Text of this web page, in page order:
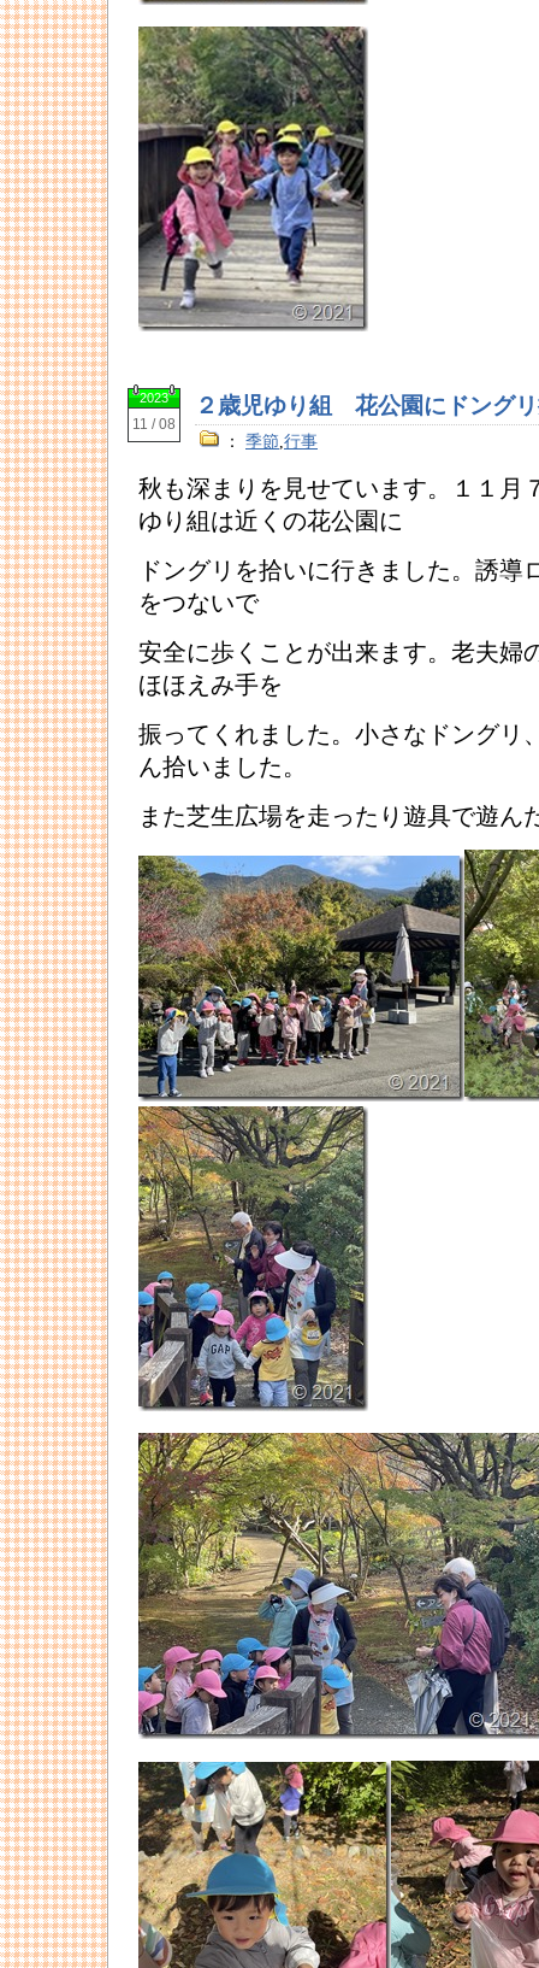
2023
11 / 08
２歳児ゆり組 花公園にドング
： 季節,行事
秋も深まりを見せています。１１月
ゆり組は近くの花公園に
ドングリを拾いに行きました。誘導
をつないで
安全に歩くことが出来ます。老夫婦
ほほえみ手を
振ってくれました。小さなドングリ
ん拾いました。
また芝生広場を走ったり遊具で遊ん